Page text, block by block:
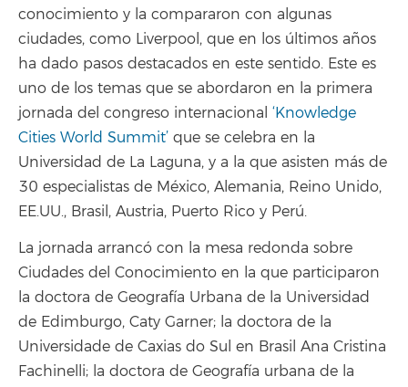
conocimiento y la compararon con algunas
ciudades, como Liverpool, que en los últimos años
ha dado pasos destacados en este sentido. Este es
uno de los temas que se abordaron en la primera
jornada del congreso internacional ‘Knowledge
Cities World Summit’ que se celebra en la
Universidad de La Laguna, y a la que asisten más de
30 especialistas de México, Alemania, Reino Unido,
EE.UU., Brasil, Austria, Puerto Rico y Perú.
La jornada arrancó con la mesa redonda sobre
Ciudades del Conocimiento en la que participaron
la doctora de Geografía Urbana de la Universidad
de Edimburgo, Caty Garner; la doctora de la
Universidade de Caxias do Sul en Brasil Ana Cristina
Fachinelli; la doctora de Geografía urbana de la